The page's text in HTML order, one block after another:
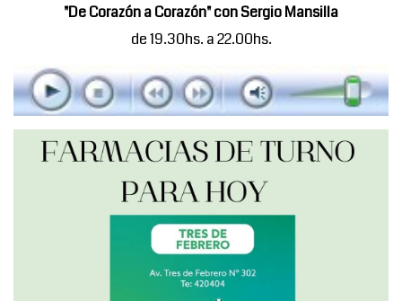
"De Corazón a Corazón" con Sergio Mansilla
de 19.30hs. a 22.00hs.